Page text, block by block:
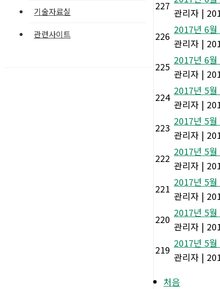
기술자료실
관련사이트
227
관리자 |
226
2017년 6
관리자 |
225
2017년 6
관리자 |
224
2017년 5
관리자 |
223
2017년 5
관리자 |
222
2017년 5
관리자 |
221
2017년 5
관리자 |
220
2017년 5
관리자 |
219
2017년 5
관리자 |
처음